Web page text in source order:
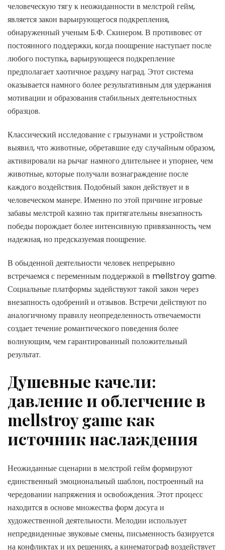
человеческую тягу к неожиданности в мелстрой гейм,
является закон варьирующегося подкрепления,
обнаруженный ученым Б.Ф. Скинером. В противовес от
постоянного поддержки, когда поощрение наступает после
любого поступка, варьирующееся подкрепление
предполагает хаотичное раздачу наград. Этот система
оказывается намного более результативным для удержания
мотивации и образования стабильных деятельностных
образцов.
Классический исследование с грызунами и устройством
выявил, что животные, обретавшие еду случайным образом,
активировали на рычаг намного длительнее и упорнее, чем
животные, которые получали вознаграждение после
каждого воздействия. Подобный закон действует и в
человеческом манере. Именно по этой причине игровые
забавы мелстрой казино так притягательны внезапность
победы порождает более интенсивную привязанность, чем
надежная, но предсказуемая поощрение.
В обыденной деятельности человек непрерывно
встречаемся с переменным поддержкой в mellstroy game.
Социальные платформы задействуют такой закон через
внезапность одобрений и отзывов. Встречи действуют по
аналогичному правилу неопределенность отвечаемости
создает течение романтического поведения более
волнующим, чем гарантированный положительный
результат.
Душевные качели:
давление и облегчение в
mellstroy game как
источник наслаждения
Неожиданные сценарии в мелстрой гейм формируют
единственный эмоциональный шаблон, построенный на
чередовании напряжения и освобождения. Этот процесс
находится в основе множества форм досуга и
художественной деятельности. Мелодии использует
непредвиденные звуковые смены, письменность базируется
на конфликтах и их решениях, а кинематограф воздействует